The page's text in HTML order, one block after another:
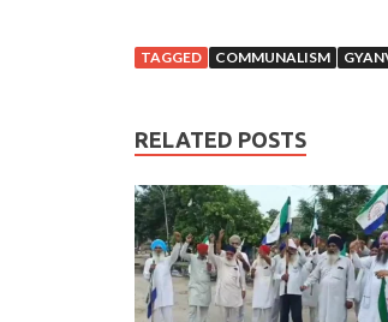
TAGGED COMMUNALISM
RELATED POSTS